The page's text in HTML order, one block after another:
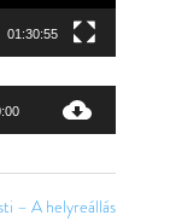
01:30:55
– A helyreállás